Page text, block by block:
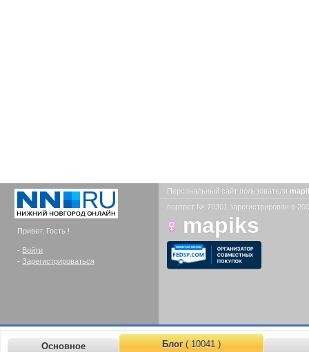
Привет, Гость !
- Войти
- Зарегистрироваться
Персональный сайт пользователя
портрет № 70301 зарегистрирован в
mapiks
Основное Блог( 10041 )